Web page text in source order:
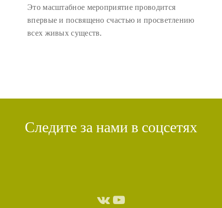
Это масштабное мероприятие проводится
впервые и посвящено счастью и просветлению
всех живых существ.
Следите за нами в соцсетях